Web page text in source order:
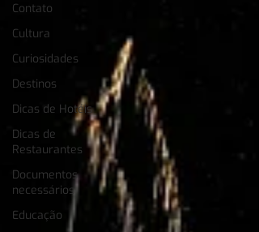
Contato
Cultura
Curiosidades
Destinos
Dicas de Hotéis
Dicas de
Restaurantes
Documentos
necessários
Educação